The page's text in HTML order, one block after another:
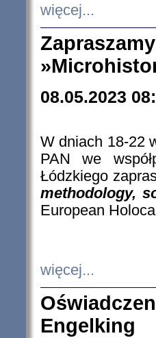
więcej...
08.05.2023
W dniach 18-22
PAN we
Łódzkiego
methodology,
European
więcej...
Engelking